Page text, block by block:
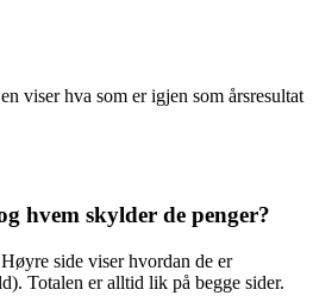
viser hva som er igjen som årsresultat
hvem skylder de penger?
side viser hvordan de er
Totalen er alltid lik på begge sider.